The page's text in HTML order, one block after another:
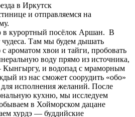
в Иркутск
и отправляемся на
в курортный посёлок Аршан. В
Там мы будем дышать
ароматом хвои и тайги, пробовать
воду прямо из источника,
Кынгыргу, и водопад с мраморным
из нас сможет соорудить «обо»
исполнения желаний. После
кухню, мы исследуем
в Хойморском дацане
хурдэ — буддийские